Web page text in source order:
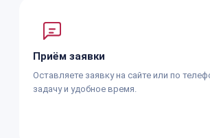
Приём заявки
Оставляете заявку на сайте или по
задачу и удобное время.